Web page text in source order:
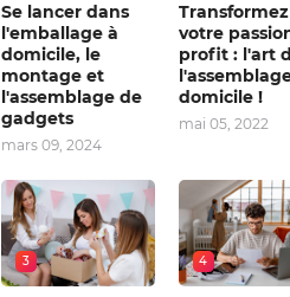
Se lancer dans
l'emballage à
domicile, le
montage et
l'assemblage de
gadgets
mars 09, 2024
Transformez
votre
profit : l'art
domicile !
mai 05, 2022
3 4